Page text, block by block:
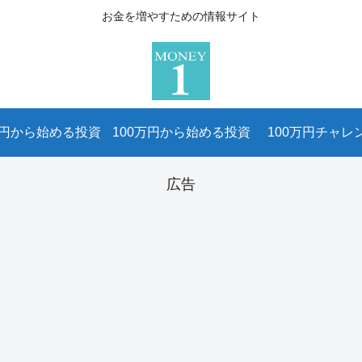
お金を増やすための情報サイト
から始める投資 100万円から始める投資 100万円チャレ
広告